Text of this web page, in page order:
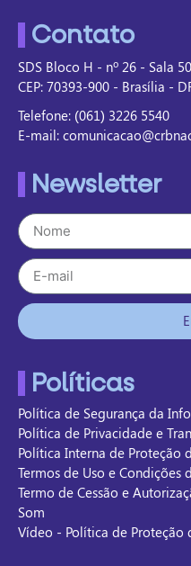
Contato
SDS Bloco H - nº 26 - Sala
CEP: 70393-900 - Brasília -
Telefone: (061) 3226 5540
E-mail:
Newsletter
Políticas
Política de Segurança da
Política de Privacidade e
Política Interna de Proteção
Termos de Uso e Condições
Termo de Cessão e
Som
Vídeo - Política de Proteção